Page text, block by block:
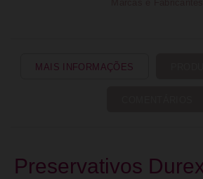
MAIS INFORMAÇÕES
Preservativos